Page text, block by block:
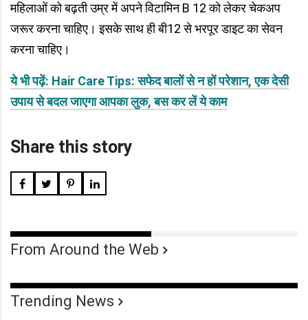
महिलाओं को बढ़ती उम्र में अपने विटामिन B 12 को लेकर चेकअप
जरूर करना चाहिए। इसके साथ ही बी12 से भरपूर डाइट का सेवन
करना चाहिए।
ये भी पढ़ें: Hair Care Tips: सफेद बालों से न हों परेशान, एक देसी
उपाय से बदल जाएगा आपका लुक, बस कर लें ये काम
Share this story
From Around the Web
Trending News